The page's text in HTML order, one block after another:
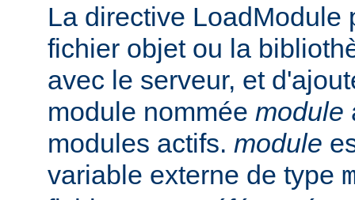
La directive LoadModule
fichier objet ou la
avec le serveur, et
module nommée module
modules actifs. module
variable externe de type